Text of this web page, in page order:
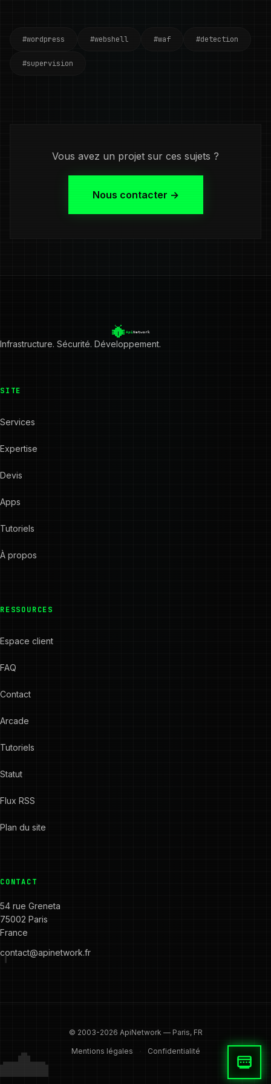
#wordpress #webshell #waf #detection
#supervision
Vous avez un projet sur ces sujets ?
Nous contacter →
Infrastructure. Sécurité. Développement.
SITE
Services
Expertise
Devis
Apps
Tutoriels
À propos
RESSOURCES
Espace client
FAQ
Contact
Arcade
Tutoriels
Statut
Flux RSS
Plan du site
CONTACT
54 rue Greneta
75002 Paris
France
contact@apinetwork.fr
© 2003-2026 ApiNetwork — Paris, FR
Mentions légales Confidentialité